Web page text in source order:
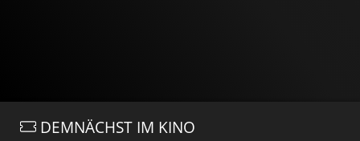
DEMNÄCHST IM KINO